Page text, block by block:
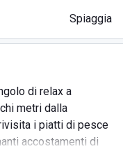
Spiaggia
di relax a
metri dalla
i piatti di pesce
accostamenti di